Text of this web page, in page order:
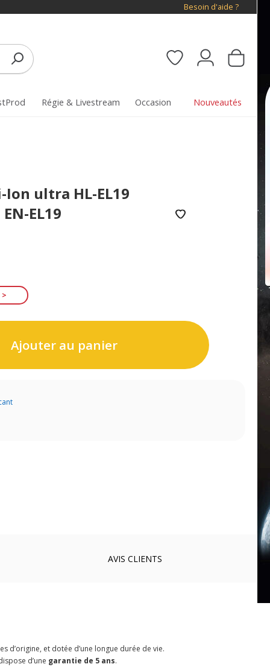
Besoin d'aide ?
Régie & Livestream Occasion Nouveautés
ultra HL-EL19
EL19
Ajouter au panier
AVIS CLIENTS
d’origine, et dotée d’une longue durée de vie.
d’une garantie de 5 ans.